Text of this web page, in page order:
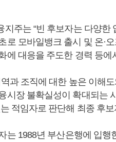
지주는 “빈 후보자는 다양
로 모바일뱅크 출시 및 온·
에 대응을 주도한 경력 등에
역과 조직에 대한 높은 이해
시장 불확실성이 확대되는
적임자로 판단해 최종 후
는 1988년 부산은행에 입